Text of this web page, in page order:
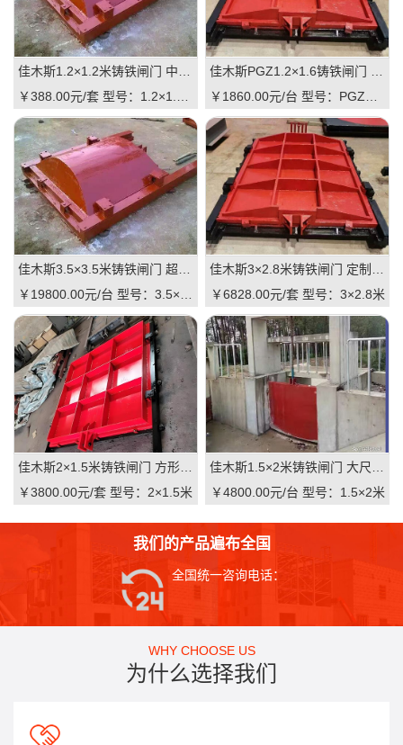
￥388.00元/套 型号：1.2×1.2米
￥1860.00元/台 型号：PGZ1.2×1.6m
￥19800.00元/台 型号：3.5×3.5米
￥6828.00元/套 型号：3×2.8米
￥3800.00元/套 型号：2×1.5米
￥4800.00元/台 型号：1.5×2米
我们的产品遍布全国
全国统一咨询电话：
WHY CHOOSE US
为什么选择我们